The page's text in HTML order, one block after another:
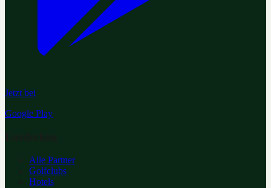
Jetzt bei
Google Play
Alle Partner
Golfclubs
Hotels